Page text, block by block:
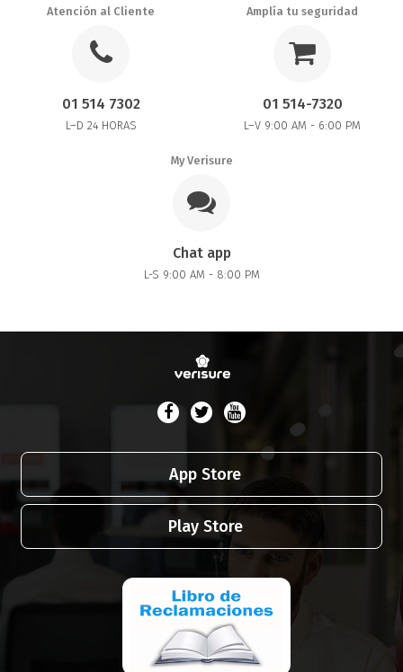
Atención al Cliente
01 514 7302
L–D 24 HORAS
Amplía tu seguridad
01 514-7320
L–V 9:00 AM - 6:00 PM
My Verisure
Chat app
L-S 9:00 AM - 8:00 PM
App Store
Play Store